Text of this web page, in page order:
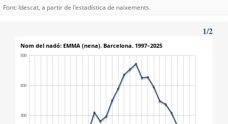
Font: Idescat, a partir de l'estadística de naixements.